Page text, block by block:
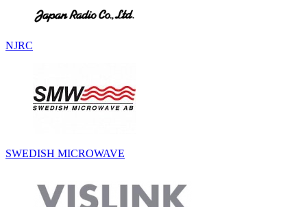
NJRC
SWEDISH MICROWAVE